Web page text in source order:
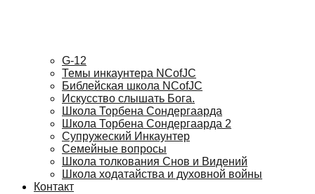
G-12
Темы инкаунтера NCofJC
Библейская школа NCofJC
Искусство слышать Бога.
Школа Торбена Сондергаарда
Школа Торбена Сондергаарда 2
Супружеский Инкаунтер
Семейные вопросы
Школа толкования Снов и Видений
Школа ходатайства и духовной войны
Контакт